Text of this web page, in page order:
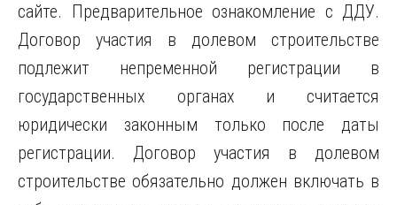
сайте. Предварительное ознакомление с ДДУ.
Договор участия в долевом строительстве
подлежит непременной регистрации в
государственных органах и считается
юридически законным только после даты
регистрации. Договор участия в долевом
строительстве обязательно должен включать в